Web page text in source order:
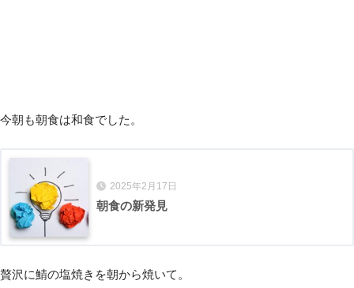
今朝も朝食は和食でした。
2025年2月17日
朝食の新発見
贅沢に鯖の塩焼きを朝から焼いて。